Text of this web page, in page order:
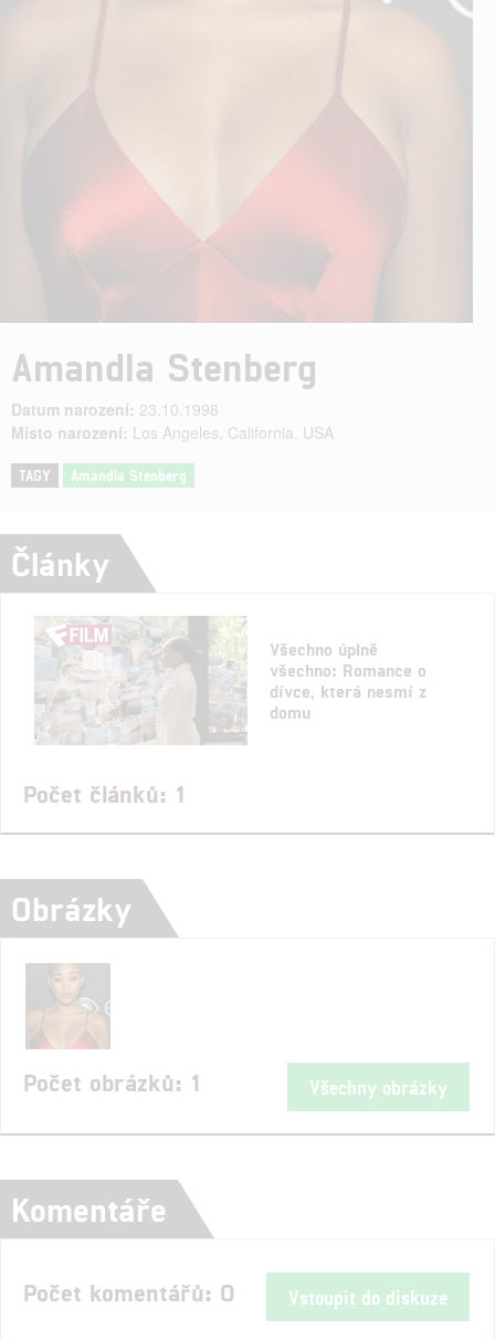
Amandla Stenberg
Datum narození: 23.10.1998
Místo narození: Los Angeles, California, USA
TAGY Amandla Stenberg
Články
Všechno úplně
všechno: Romance o
dívce, která nesmí z
domu
Počet článků: 1
Obrázky
Počet obrázků: 1 Všechny obrázky
Komentáře
Počet komentářů: 0 Vstoupit do diskuze